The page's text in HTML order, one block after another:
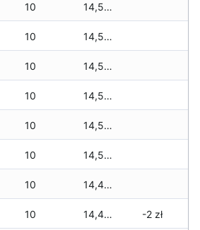
10 14,540 zł
10 14,505 zł
10 14,505 zł
10 14,505 zł
10 14,505 zł
10 14,505 zł
10 14,405 zł
10 14,405 zł -2 zł